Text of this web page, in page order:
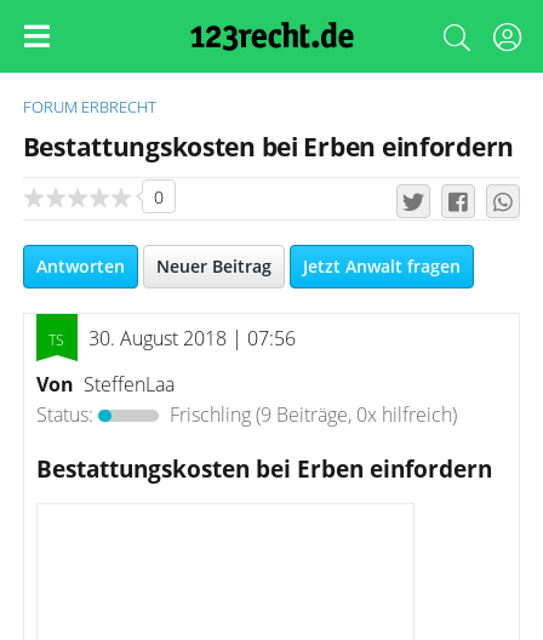
FORUM ERBRECHT
Bestattungskosten bei Erben einfordern
0
Antworten Neuer Beitrag Jetzt Anwalt fragen
30. August 2018 | 07:56
Von SteffenLaa
Status:
Frischling(9 Beiträge, 0x hilfreich)
Bestattungskosten bei Erben einfordern